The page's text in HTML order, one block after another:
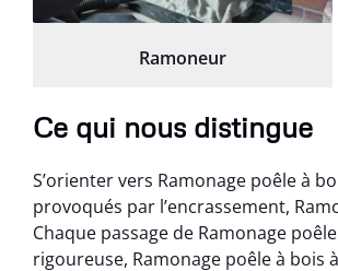
Ramoneur
Ce qui nous distingue
S’orienter vers Ramonage poêle à
provoqués par l’encrassement,
Chaque passage de Ramonage
rigoureuse, Ramonage poêle à bois